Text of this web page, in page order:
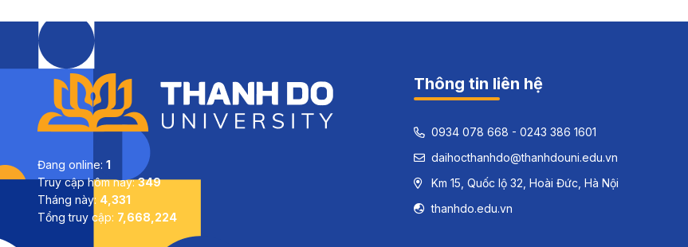
Đang online: 1
Truy cập hôm nay:349
Tháng này: 4,331
Tổng truy cập: 7,668,224
Thông tin liên hệ
0934 078 668 - 0243 386 1601
daihocthanhdo@thanhdouni.edu.vn
Km 15, Quốc lộ 32, Hoài Đức, Hà Nội
thanhdo.edu.vn